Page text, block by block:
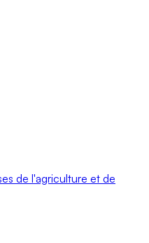
de l'agriculture et de